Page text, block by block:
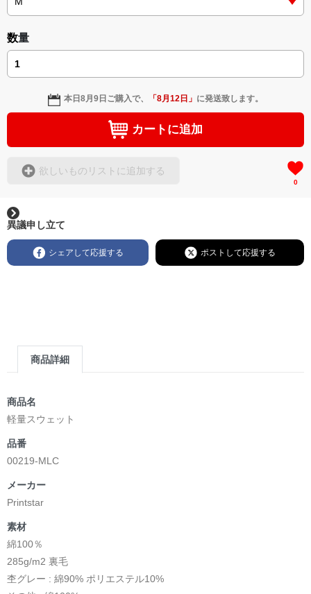
数量
本日8月9日 ご購入で、 「8月12日 」 に発送致します。
カートに追加
欲しいものリストに追加する
0
異議申し立て
シェアして応援する ポストして応援する
商品詳細
商品名
軽量スウェット
品番
00219-MLC
メーカー
Printstar
素材
綿100％
285g/m2 裏毛
杢グレー : 綿90% ポリエステル10%